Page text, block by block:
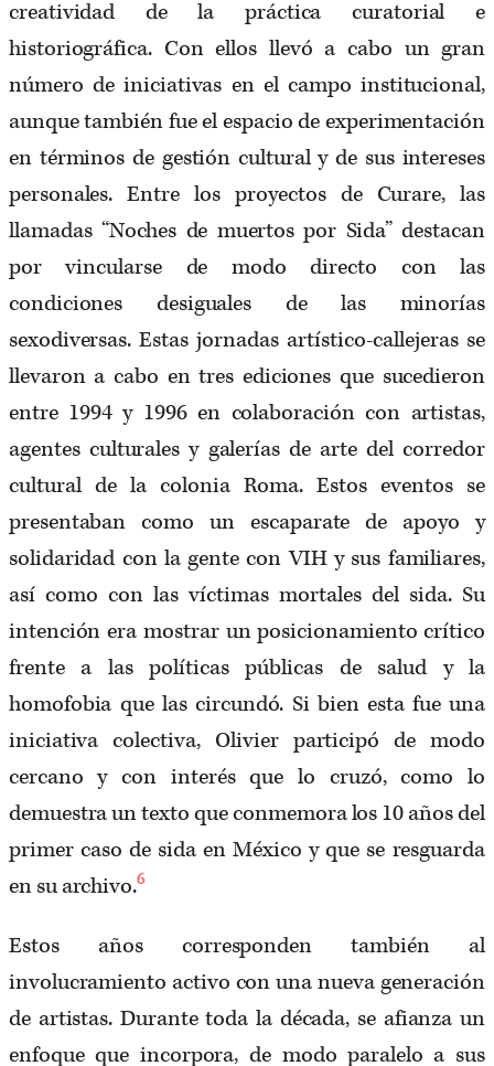
creatividad de la práctica curatorial e
historiográfica. Con ellos llevó a cabo un gran
número de iniciativas en el campo institucional,
aunque también fue el espacio de experimentación
en términos de gestión cultural y de sus intereses
personales. Entre los proyectos de Curare, las
llamadas “Noches de muertos por Sida” destacan
por vincularse de modo directo con las
condiciones desiguales de las minorías
sexodiversas. Estas jornadas artístico-callejeras se
llevaron a cabo en tres ediciones que sucedieron
entre 1994 y 1996 en colaboración con artistas,
agentes culturales y galerías de arte del corredor
cultural de la colonia Roma. Estos eventos se
presentaban como un escaparate de apoyo y
solidaridad con la gente con VIH y sus familiares,
así como con las víctimas mortales del sida. Su
intención era mostrar un posicionamiento crítico
frente a las políticas públicas de salud y la
homofobia que las circundó. Si bien esta fue una
iniciativa colectiva, Olivier participó de modo
cercano y con interés que lo cruzó, como lo
demuestra un texto que conmemora los 10 años del
primer caso de sida en México y que se resguarda
en su archivo.6
Estos años corresponden también al
involucramiento activo con una nueva generación
de artistas. Durante toda la década, se afianza un
enfoque que incorpora, de modo paralelo a sus